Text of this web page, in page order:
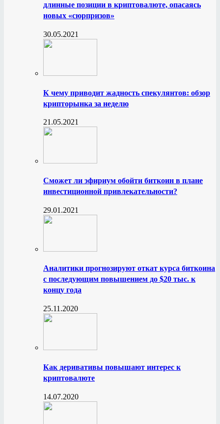
длинные позиции в криптовалюте, опасаясь
новых «сюрпризов»
30.05.2021
К чему приводит жадность спекулянтов: обзор
крипторынка за неделю
21.05.2021
Сможет ли эфириум обойти биткоин в плане
инвестиционной привлекательности?
29.01.2021
Аналитики прогнозируют откат курса биткоина
с последующим повышением до $20 тыс. к
концу года
25.11.2020
Как деривативы повышают интерес к
криптовалюте
14.07.2020